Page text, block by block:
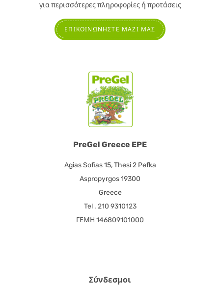
PreGel Greece EPE
Agias Sofias 15, Thesi 2 Pefka
Aspropyrgos 19300
Greece
Tel . 210 9310123
ΓΕΜΗ 146809101000
Σύνδεσμοι
για περισσότερες πληροφορίες ή προτάσεις
ΕΠΙΚΟΙΝΩΝΉΣΤΕ ΜΑΖΊ ΜΑΣ